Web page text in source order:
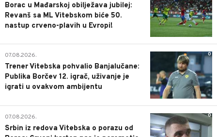
Borac u Mađarskoj obilježava jubilej:
Revanš sa ML Vitebskom biće 50.
nastup crveno-plavih u Evropi!
0
07.08.2026.
Trener Vitebska pohvalio Banjalučane:
Publika Borčev 12. igrač, uživanje je
igrati u ovakvom ambijentu
0
07.08.2026.
Srbin iz redova Vitebska o porazu od